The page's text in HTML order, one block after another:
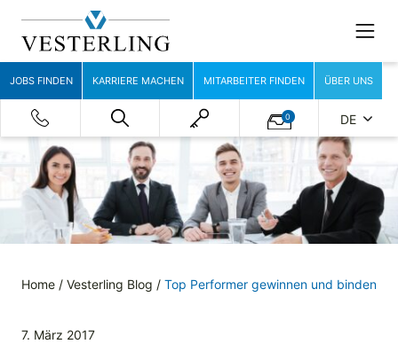
JOBS FINDEN KARRIERE MACHEN MITARBEITER FINDEN ÜBER UNS
0 DE
Home / Vesterling Blog / Top Performer gewinnen und binden
7. März 2017